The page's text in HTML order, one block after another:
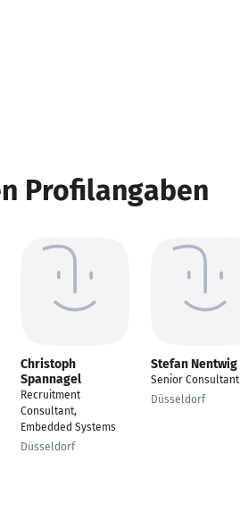
Profilangaben
Christoph
Spannagel
Recruitment
Consultant,
Embedded Systems
Düsseldorf
Stefan Nentwig
Senior Consultant
Düsseldorf